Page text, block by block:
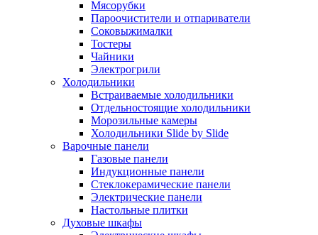
Мясорубки
Пароочистители и отпариватели
Соковыжималки
Тостеры
Чайники
Электрогрили
Холодильники
Встраиваемые холодильники
Отдельностоящие холодильники
Морозильные камеры
Холодильники Slide by Slide
Варочные панели
Газовые панели
Индукционные панели
Стеклокерамические панели
Электрические панели
Настольные плитки
Духовые шкафы